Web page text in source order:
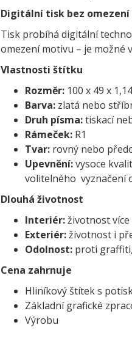
Digitální tisk bez omezení
Tisk probíhá digitální
omezení motivu – je
Vlastnosti štítku
Rozměr: 100 x 49 x
Barva: zlatá nebo
Druh písma:tiskací
Rámeček: R1
Tvar: rovný nebo
Upevnění:vysoce
volitelného vyznačení
Dlouhá životnost
Interiér:životnost více
Exteriér:životnost i
Odolnost: proti
Cena zahrnuje
Hliníkový štítek s
Základní grafické
Výrobu